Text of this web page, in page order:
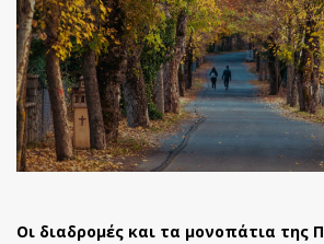
Οι διαδρομές και τα μονοπάτια της